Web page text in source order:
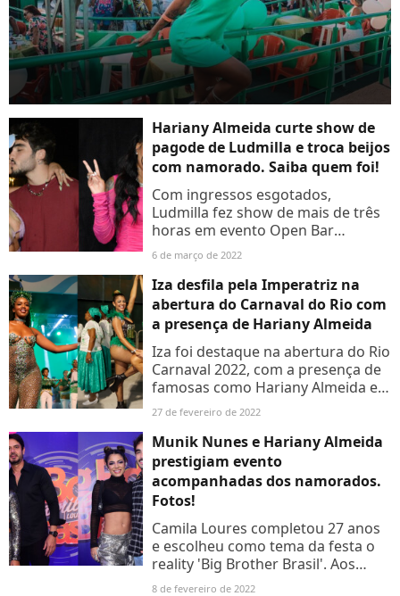
Hariany Almeida curte show de
pagode de Ludmilla e troca beijos
com namorado. Saiba quem foi!
Com ingressos esgotados,
Ludmilla fez show de mais de três
horas em evento Open Bar
Premium. Aos detalhes!
6 de março de 2022
Iza desfila pela Imperatriz na
abertura do Carnaval do Rio com
a presença de Hariany Almeida
Iza foi destaque na abertura do Rio
Carnaval 2022, com a presença de
famosas como Hariany Almeida e
Carla Prata neste sábado (26). O
funciona como prévia...
27 de fevereiro de 2022
Munik Nunes e Hariany Almeida
prestigiam evento
acompanhadas dos namorados.
Fotos!
Camila Loures completou 27 anos
e escolheu como tema da festa o
reality 'Big Brother Brasil'. Aos
detalhes!
8 de fevereiro de 2022